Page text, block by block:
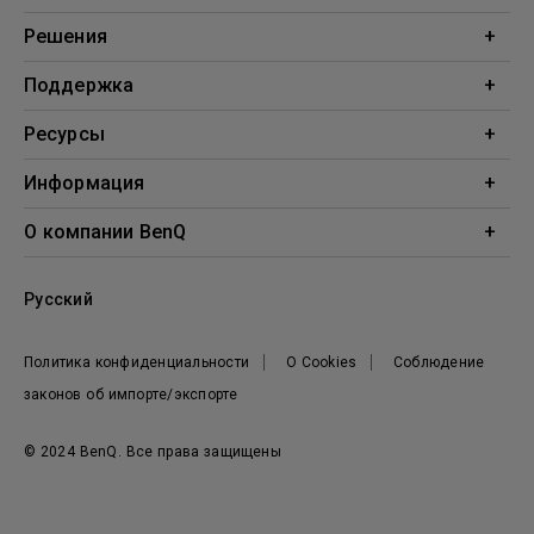
Проекторы
Решения
Образование
Поддержка
Поддержка
Ресурсы
Проекционный калькулятор
Информация
BenQ AQCOLOR
О компании BenQ
Новости
© 2024 BenQ. Все права защищены
Политика конфиденциальности О Cookies
Соблюдение
законов об импорте/экспорте
Русский